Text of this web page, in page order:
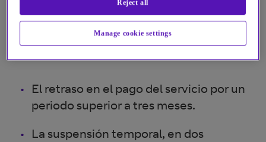
las causas generales de extinción de los
contratos y en especial, en las siguientes
El retraso en el pago del servicio por un
periodo superior a tres meses.
La suspensión temporal, en dos
Manage cookie settings
Reject all